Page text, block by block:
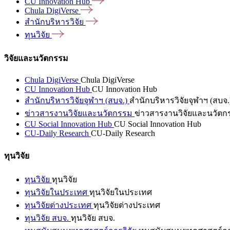
Chula DigiVerse
สำนักบริหารวิจัย
ทุนวิจัย
วิจัยและนวัตกรรม
Chula DigiVerse Chula DigiVerse
CU Innovation Hub CU Innovation Hub
สำนักบริหารวิจัยจุฬาฯ (สบจ.) สำนักบริหารวิจัยจุฬาฯ (สบจ
ข่าวสารงานวิจัยและนวัตกรรม ข่าวสารงานวิจัยและนวัตก
CU Social Innovation Hub CU Social Innovation Hub
CU-Daily Research CU-Daily Research
ทุนวิจัย
ทุนวิจัย ทุนวิจัย
ทุนวิจัยในประเทศ ทุนวิจัยในประเทศ
ทุนวิจัยต่างประเทศ ทุนวิจัยต่างประเทศ
ทุนวิจัย สบจ. ทุนวิจัย สบจ.